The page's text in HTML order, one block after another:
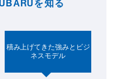
を知る
積み上げてきた強みとビジ
ネスモデル